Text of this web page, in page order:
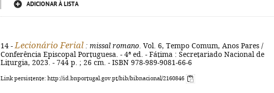
ADICIONAR À LISTA
14 - Lecionário Ferial : missal romano . Vol. 6, Tempo Comum, Anos Pares /
Conferência Episcopal Portuguesa. - 4ª ed. - Fátima : Secretariado Nacional de
Liturgia, 2023. - 744 p. ; 26 cm. - ISBN 978-989-9081-66-6
Link persistente: http://id.bnportugal.gov.pt/bib/bibnacional/2160846